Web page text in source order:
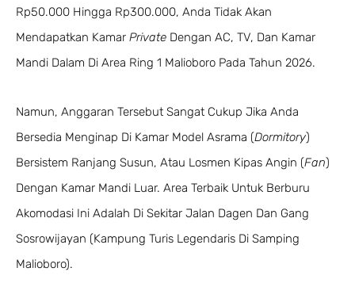
Rp50.000 Hingga Rp300.000, Anda Tidak Akan
Mendapatkan Kamar Private Dengan AC, TV, Dan Kamar
Mandi Dalam Di Area Ring 1 Malioboro Pada Tahun 2026.
Namun, Anggaran Tersebut Sangat Cukup Jika Anda
Bersedia Menginap Di Kamar Model Asrama (Dormitory)
Bersistem Ranjang Susun, Atau Losmen Kipas Angin (Fan)
Dengan Kamar Mandi Luar. Area Terbaik Untuk Berburu
Akomodasi Ini Adalah Di Sekitar Jalan Dagen Dan Gang
Sosrowijayan (kampung Turis Legendaris Di Samping
Malioboro).